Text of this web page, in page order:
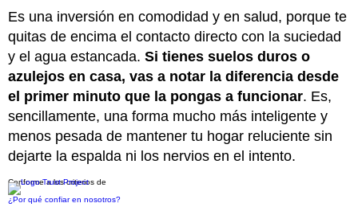
Es una inversión en comodidad y en salud, porque te
quitas de encima el contacto directo con la suciedad
y el agua estancada. Si tienes suelos duros o
azulejos en casa, vas a notar la diferencia desde
el primer minuto que la pongas a funcionar. Es,
sencillamente, una forma mucho más inteligente y
menos pesada de mantener tu hogar reluciente sin
dejarte la espalda ni los nervios en el intento.
Conforme a los criterios de
¿Por qué confiar en nosotros?